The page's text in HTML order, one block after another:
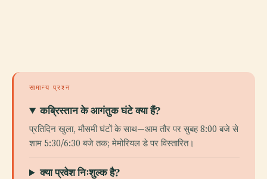
सामान्य प्रश्न
कब्रिस्तान के आगंतुक घंटे क्या हैं?
प्रतिदिन खुला, मौसमी घंटों के साथ—आम तौर पर सुबह 8:00 बजे से
शाम 5:30/6:30 बजे तक; मेमोरियल डे पर विस्तारित।
क्या प्रवेश निःशुल्क है?